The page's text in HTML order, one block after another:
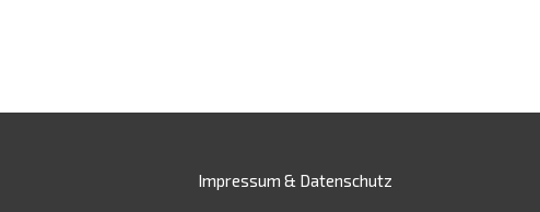
Impressum & Datenschutz